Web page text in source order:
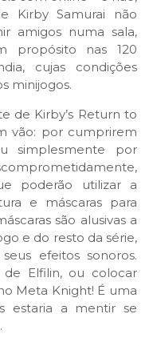
Kirby Samurai não
amigos numa sala,
propósito nas 120
cujas condições
minijogos.
de Kirby’s Return to
vão: por cumprirem
simplesmente por
poderão utilizar a
e máscaras para
são alusivas a
e do resto da série,
efeitos sonoros.
de Elfilin, ou colocar
Meta Knight! É uma
estaria a mentir se